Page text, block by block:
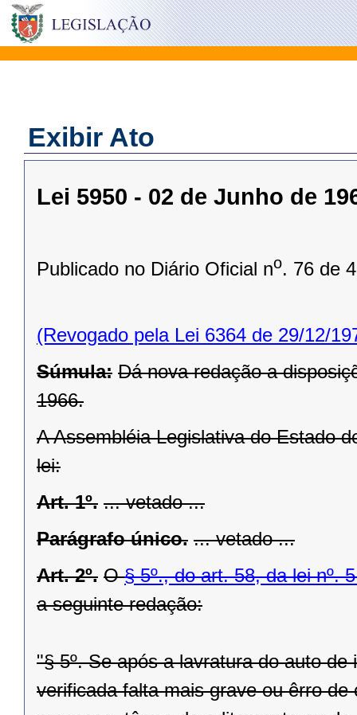
Exibir Ato
Lei 5950 - 02 de Junho de
Publicado no Diário Oficial no. 76 de
(Revogado pela Lei 6364 de 29/12/
Súmula: Dá nova redação a
1966.
A Assembléia Legislativa do Estado
lei:
Art. 1º. ... vetado ...
Parágrafo único. ... vetado ...
Art. 2º. O§ 5º., do art. 58, da lei nº.
a seguinte redação:
"§ 5º. Se após a lavratura do auto
verificada falta mais grave ou êrro